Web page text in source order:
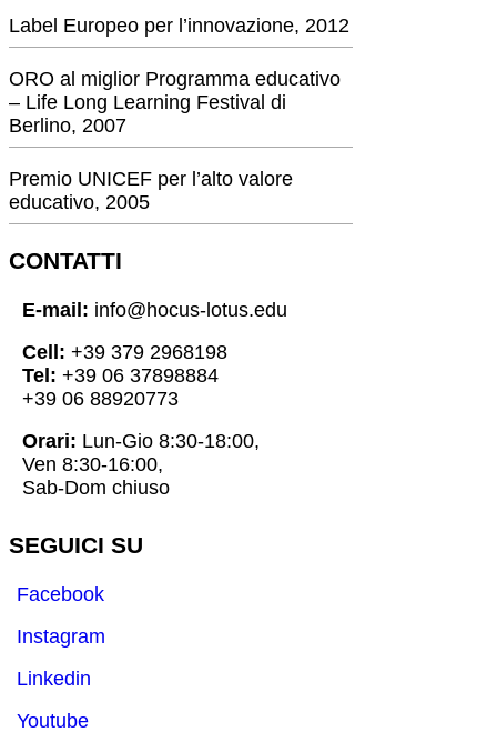
Label Europeo per l’innovazione, 2012
ORO al miglior Programma educativo
– Life Long Learning Festival di
Berlino, 2007
Premio UNICEF per l’alto valore
educativo, 2005
CONTATTI
E-mail: info@hocus-lotus.edu
Cell: +39 379 2968198
Tel: +39 06 37898884
+39 06 88920773
Orari: Lun-Gio 8:30-18:00,
Ven 8:30-16:00,
Sab-Dom chiuso
SEGUICI SU
Facebook
Instagram
Linkedin
Youtube